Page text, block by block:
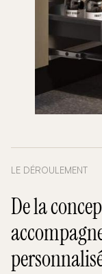
LE DÉROULEMENT
De la